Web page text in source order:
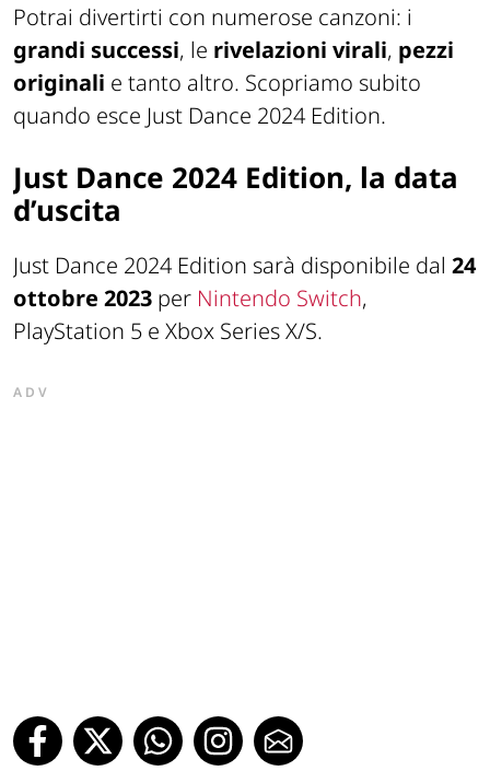
Potrai divertirti con numerose canzoni: i
grandi successi, le rivelazioni virali, pezzi
originali e tanto altro. Scopriamo subito
quando esce Just Dance 2024 Edition.
Just Dance 2024 Edition, la data
d’uscita
Just Dance 2024 Edition sarà disponibile dal 24
ottobre 2023 per Nintendo Switch,
PlayStation 5 e Xbox Series X/S.
ADV